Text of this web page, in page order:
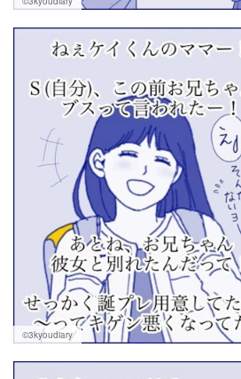
©3kyoudiary